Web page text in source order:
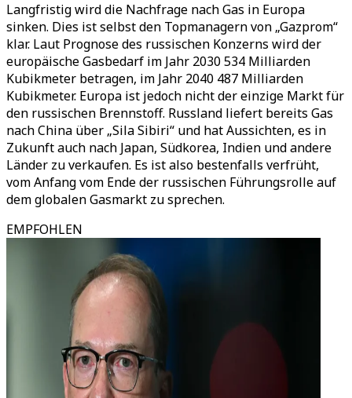
Langfristig wird die Nachfrage nach Gas in Europa
sinken. Dies ist selbst den Topmanagern von „Gazprom“
klar. Laut Prognose des russischen Konzerns wird der
europäische Gasbedarf im Jahr 2030 534 Milliarden
Kubikmeter betragen, im Jahr 2040 487 Milliarden
Kubikmeter. Europa ist jedoch nicht der einzige Markt für
den russischen Brennstoff. Russland liefert bereits Gas
nach China über „Sila Sibiri“ und hat Aussichten, es in
Zukunft auch nach Japan, Südkorea, Indien und andere
Länder zu verkaufen. Es ist also bestenfalls verfrüht,
vom Anfang vom Ende der russischen Führungsrolle auf
dem globalen Gasmarkt zu sprechen.
EMPFOHLEN